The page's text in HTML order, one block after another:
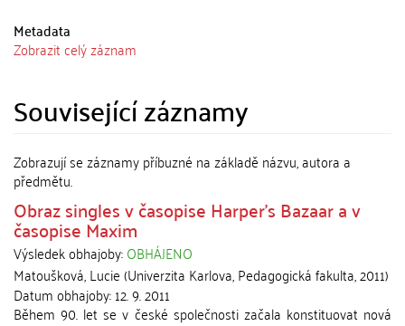
Metadata
Zobrazit celý záznam
Související záznamy
Zobrazují se záznamy příbuzné na základě názvu, autora a
předmětu.
Obraz singles v časopise Harper's Bazaar a v
časopise Maxim
Výsledek obhajoby:OBHÁJENO
Matoušková, Lucie(Univerzita Karlova, Pedagogická fakulta,2011)
Datum obhajoby:12. 9. 2011
Během 90. let se v české společnosti začala konstituovat nová